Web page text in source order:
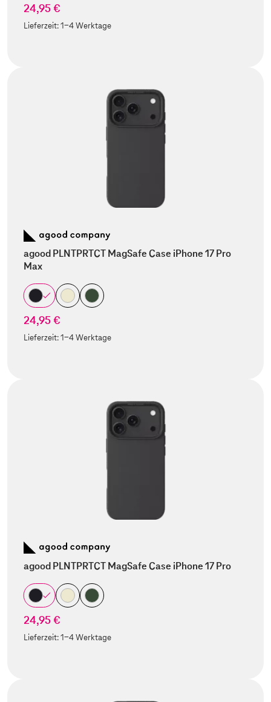
24,95 €
Lieferzeit:1-4 Werktage
agood PLNTPRTCT MagSafe Case iPhone 17 Pro
Max
24,95 €
Lieferzeit:1-4 Werktage
agood PLNTPRTCT MagSafe Case iPhone 17 Pro
24,95 €
Lieferzeit:1-4 Werktage